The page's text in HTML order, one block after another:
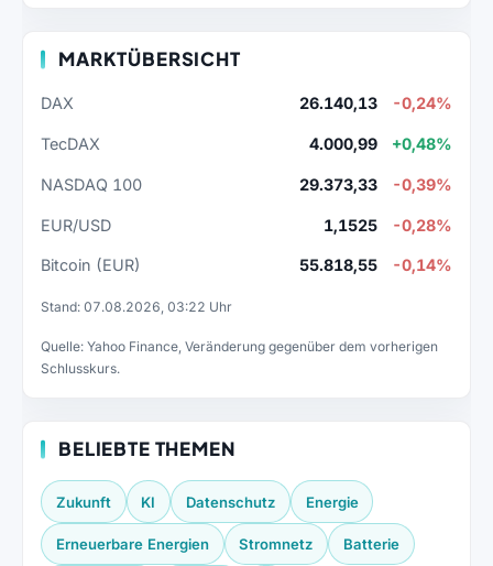
MARKTÜBERSICHT
DAX 26.140,13 -0,24%
TecDAX 4.000,99 +0,48%
NASDAQ 100 29.373,33 -0,39%
EUR/USD 1,1525 -0,28%
Bitcoin (EUR) 55.818,55 -0,14%
Stand: 07.08.2026, 03:22 Uhr
Quelle: Yahoo Finance, Veränderung gegenüber dem vorherigen
Schlusskurs.
BELIEBTE THEMEN
Zukunft KI Datenschutz Energie
Erneuerbare Energien Stromnetz Batterie